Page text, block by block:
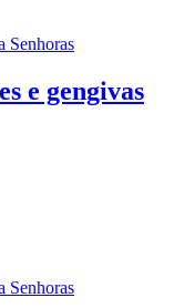
Senhoras
e gengivas
Senhoras